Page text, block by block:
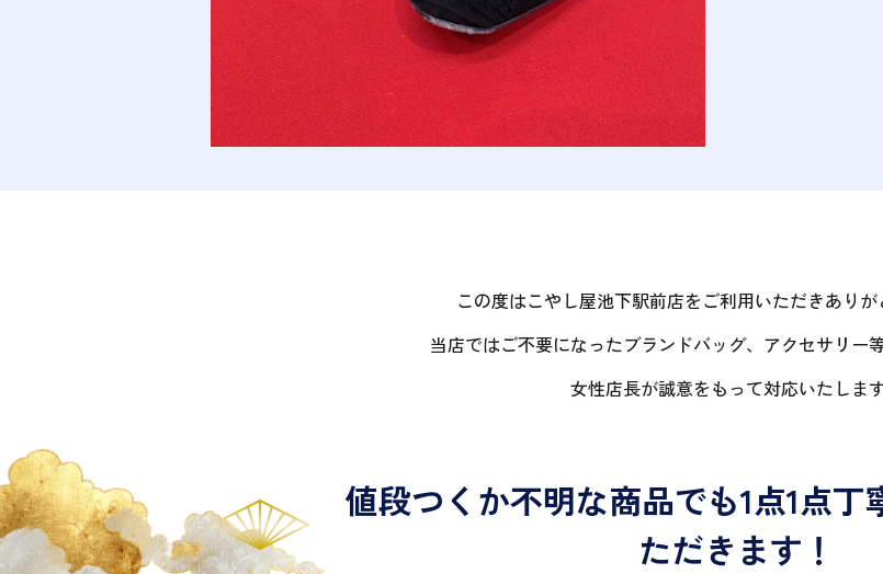
この度はこやし屋池下駅前店をご利用いただきありが
当店ではご不要になったブランドバッグ、アクセサリー
女性店長が誠意をもって対応いたします
値段つくか不明な商品でも1点1点丁
ただきます！